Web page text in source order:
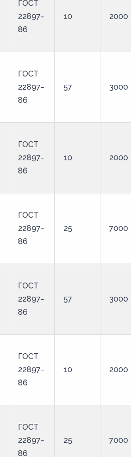
ГОСТ
22897-
86
10 2000
ГОСТ
22897-
86
57 3000
ГОСТ
22897-
86
10 2000
ГОСТ
22897-
86
25 7000
ГОСТ
22897-
86
57 3000
ГОСТ
22897-
86
10 2000
ГОСТ
22897-
86
25 7000